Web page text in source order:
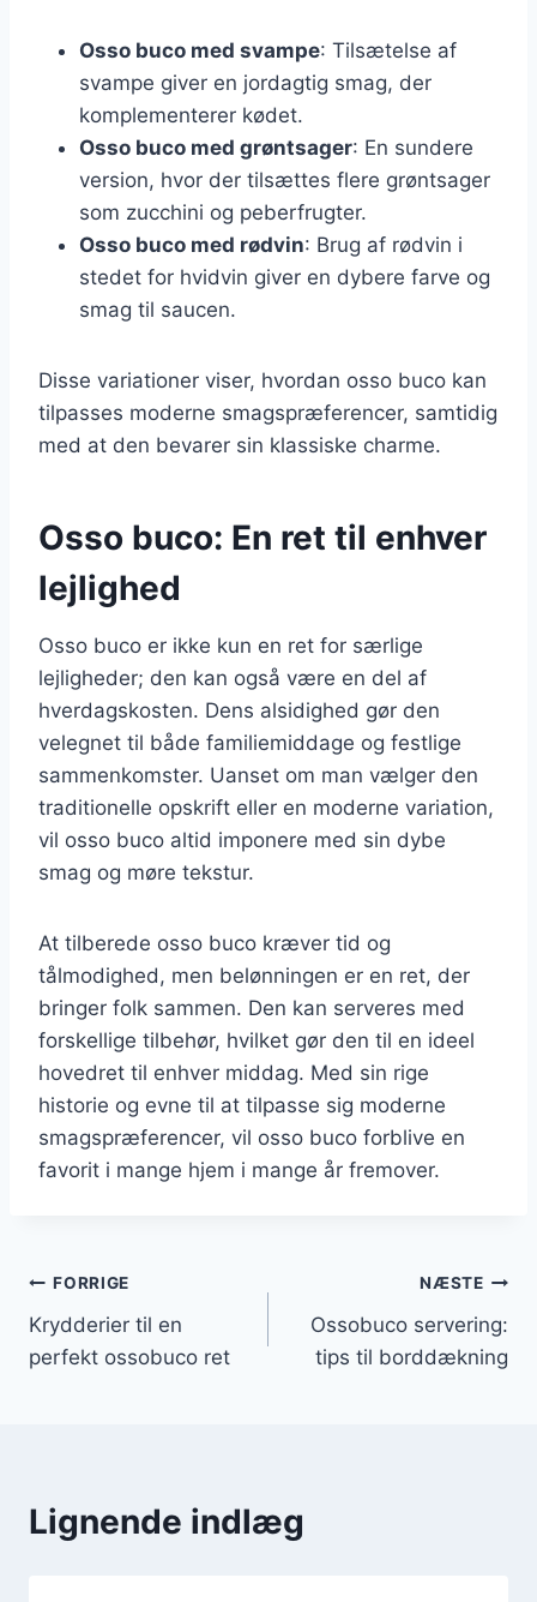
Osso buco med svampe: Tilsætelse af
svampe giver en jordagtig smag, der
komplementerer kødet.
Osso buco med grøntsager: En sundere
version, hvor der tilsættes flere grøntsager
som zucchini og peberfrugter.
Osso buco med rødvin: Brug af rødvin i
stedet for hvidvin giver en dybere farve og
smag til saucen.
Disse variationer viser, hvordan osso buco kan
tilpasses moderne smagspræferencer, samtidig
med at den bevarer sin klassiske charme.
Osso buco: En ret til enhver
lejlighed
Osso buco er ikke kun en ret for særlige
lejligheder; den kan også være en del af
hverdagskosten. Dens alsidighed gør den
velegnet til både familiemiddage og festlige
sammenkomster. Uanset om man vælger den
traditionelle opskrift eller en moderne variation,
vil osso buco altid imponere med sin dybe
smag og møre tekstur.
At tilberede osso buco kræver tid og
tålmodighed, men belønningen er en ret, der
bringer folk sammen. Den kan serveres med
forskellige tilbehør, hvilket gør den til en ideel
hovedret til enhver middag. Med sin rige
historie og evne til at tilpasse sig moderne
smagspræferencer, vil osso buco forblive en
favorit i mange hjem i mange år fremover.
Indlægsnavigation
FORRIGE
Krydderier til en
perfekt ossobuco ret
NÆSTE
Ossobuco servering:
tips til borddækning
Lignende indlæg